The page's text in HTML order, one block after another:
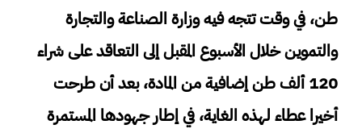
طن، في وقت تتجه فيه وزارة الصناعة والتجارة
والتموين خلال الأسبوع المقبل إلى التعاقد على شراء
120 ألف طن إضافية من المادة، بعد أن طرحت
أخيرا عطاء لهذه الغاية، في إطار جهودها المستمرة